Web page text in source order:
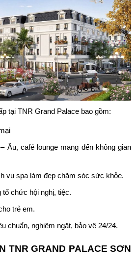
tại TNR Grand Palace bao gồm:
Âu, café lounge mang đến không gian
vụ spa làm đẹp chăm sóc sức khỏe.
chức hội nghị, tiệc.
trẻ em.
chuẩn, nghiêm ngặt, bảo vệ 24/24.
TNR GRAND PALACE SƠN